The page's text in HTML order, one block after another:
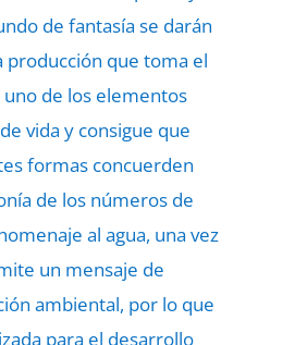
de fantasía se darán
producción que toma el
uno de los elementos
vida y consigue que
formas concuerden
de los números de
al agua, una vez
un mensaje de
ambiental, por lo que
para el desarrollo